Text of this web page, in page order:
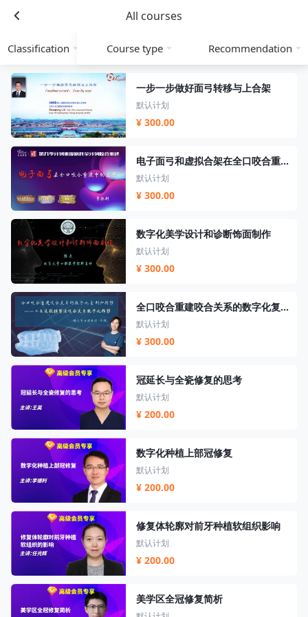
All courses
Classification Course type Recommendation
一步一步做好面弓转移与上合架
默认计划
¥ 300.00
电子面弓和虚拟合架在全口咬合重建中的应用
默认计划
¥ 300.00
数字化美学设计和诊断饰面制作
默认计划
¥ 300.00
全口咬合重建咬合关系的数字化复制和转移
默认计划
¥ 300.00
冠延长与全瓷修复的思考
默认计划
¥ 200.00
数字化种植上部冠修复
默认计划
¥ 200.00
修复体轮廓对前牙种植软组织影响
默认计划
¥ 200.00
美学区全冠修复简析